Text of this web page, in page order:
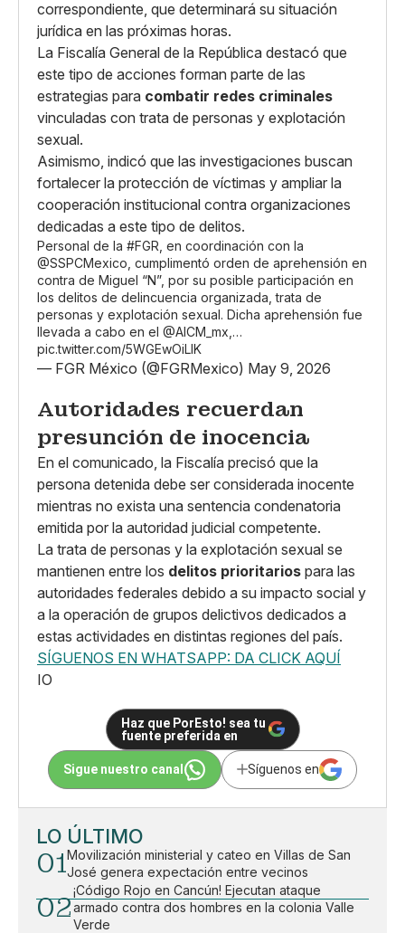
correspondiente, que determinará su situación
jurídica en las próximas horas.
La Fiscalía General de la República destacó que
este tipo de acciones forman parte de las
estrategias para combatir redes criminales
vinculadas con trata de personas y explotación
sexual.
Asimismo, indicó que las investigaciones buscan
fortalecer la protección de víctimas y ampliar la
cooperación institucional contra organizaciones
dedicadas a este tipo de delitos.
Personal de la #FGR , en coordinación con la
@SSPCMexico , cumplimentó orden de aprehensión en
contra de Miguel “N”, por su posible participación en
los delitos de delincuencia organizada, trata de
personas y explotación sexual. Dicha aprehensión fue
llevada a cabo en el @AICM_mx ,…
pic.twitter.com/5WGEwOiLIK
— FGR México (@FGRMexico) May 9, 2026
Autoridades recuerdan
presunción de inocencia
En el comunicado, la Fiscalía precisó que la
persona detenida debe ser considerada inocente
mientras no exista una sentencia condenatoria
emitida por la autoridad judicial competente.
La trata de personas y la explotación sexual se
mantienen entre los delitos prioritarios para las
autoridades federales debido a su impacto social y
a la operación de grupos delictivos dedicados a
estas actividades en distintas regiones del país.
SÍGUENOS EN WHATSAPP: DA CLICK AQUÍ
IO
Haz que PorEsto! sea tu
fuente preferida en
Sigue nuestro canal Síguenos en
LO ÚLTIMO
01Movilización ministerial y cateo en Villas de San
José genera expectación entre vecinos
02
¡Código Rojo en Cancún! Ejecutan ataque
armado contra dos hombres en la colonia Valle
Verde